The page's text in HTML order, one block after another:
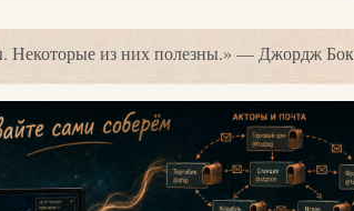
Некоторые из них полезны.» — Джордж